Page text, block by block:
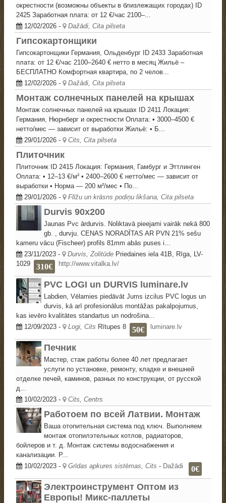
окрестности (возможны объекты в близлежащих городах) ID
2425 Заработная плата: от 12 €/час 2100–...
12/02/2026- Dažādi, Cita pilseta
Гипсокартонщики
Гипсокартонщики Германия, Ольденбург ID 2433 Заработная
плата: от 12 €/час 2100–2640 € нетто в месяц Жильё –
БЕСПЛАТНО Комфортная квартира, по 2 челов...
12/02/2026- Dažādi, Cita pilseta
Монтаж солнечных панелей на крышах
Монтаж солнечных панелей на крышах ID 2411 Локация:
Германия, Нюрнберг и окрестности Оплата: • 3000–4500 €
нетто/мес — зависит от выработки Жильё: • Б...
29/01/2026- Cits, Cita pilseta
Плиточник
Плиточник ID 2415 Локация: Германия, Гамбург и Эттлинген
Оплата: • 12–13 €/м² • 2400–2600 € нетто/мес — зависит от
выработки • Норма — 200 м²/мес • По...
29/01/2026- Flīžu un krāsns podiņu likšana, Cita pilseta
Durvis 90x200
Jaunas Pvc ārdurvis. Noliktavā pieejami vairāk nekā 800
gb. , durvju. CENAS NORADĪTAS AR PVN 21% sešu
kameru vācu (Fischeer) profils 81mm abās puses i...
23/11/2023- Durvis, Zolitūde Priedaines iela 41B, Rīga, LV-
1029
310€ http://www.vitalka.lv/
PVC LOGI un DURVIS luminare.lv
Labdien, Vēlamies piedāvāt Jums izcilus PVC logus un
durvis, kā arī profesionālus montāžas pakalpojumus,
kas ievēro kvalitātes standartus un nodrošina...
12/09/2023- Logi, Cits Rītupes 8 50€ luminare.lv
Печник
Мастер, стаж работы более 40 лет предлагает
услуги по установке, ремонту, кладке и внешней
отделке печей, каминов, разных по конструкции, от русской
д...
10/02/2023- Cits, Centrs
Работоем по всей Латвии. Монтаж
Ваша отопительная система под ключ. Выполняем
монтаж отопилэтельных котлов, радиаторов,
бойлеров и т. д. Монтаж системы водоснабжения и
канализации. Р...
10/02/2023- Grīdas apkures sistēmas, Cits - Dažādi 0€
Электроинструмент Оптом из
Европы! Микс-паллеты